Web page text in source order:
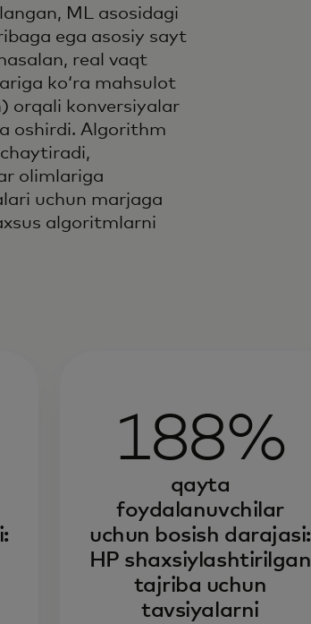
ML asosidagi
ega asosiy sayt
real vaqt
ko‘ra mahsulot
orqali konversiyalar
oshirdi. Algorithm
olimlariga
uchun marjaga
algoritmlarni
188%
qayta
foydalanuvchilar
uchun bosish darajasi:
HP shaxsiylashtirilgan
tajriba uchun
tavsiyalarni